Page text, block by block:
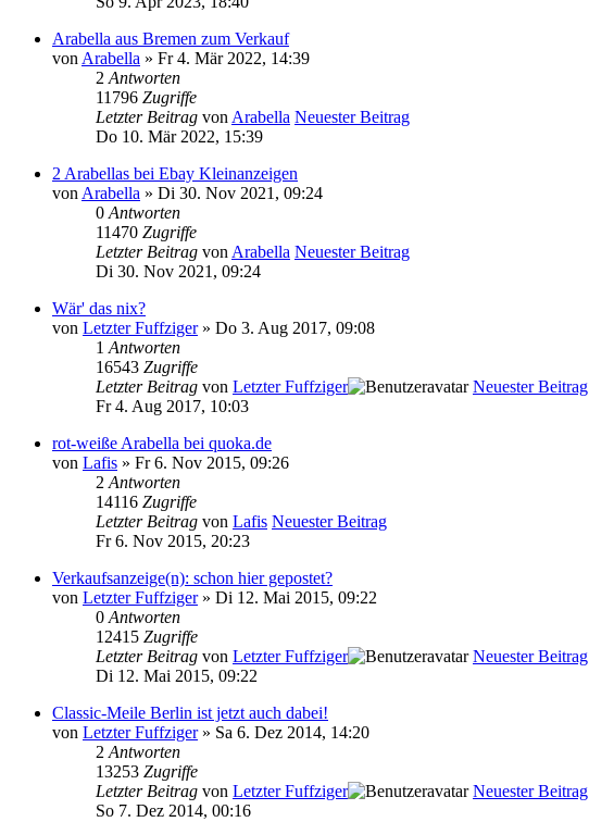
Arabella aus Bremen zum Verkauf
von Arabella » Fr 4. Mär 2022, 14:39
2 Antworten
11796 Zugriffe
Letzter Beitrag von Arabella Neuester Beitrag
Do 10. Mär 2022, 15:39
2 Arabellas bei Ebay Kleinanzeigen
von Arabella » Di 30. Nov 2021, 09:24
0 Antworten
11470 Zugriffe
Letzter Beitrag von Arabella Neuester Beitrag
Di 30. Nov 2021, 09:24
Wär' das nix?
von Letzter Fuffziger» Do 3. Aug 2017, 09:08
1 Antworten
16543 Zugriffe
Letzter Beitrag von Letzter Fuffziger
Neuester Beitrag
Fr 4. Aug 2017, 10:03
rot-weiße Arabella bei quoka.de
von Lafis » Fr 6. Nov 2015, 09:26
2 Antworten
14116 Zugriffe
Letzter Beitrag von Lafis Neuester Beitrag
Fr 6. Nov 2015, 20:23
Verkaufsanzeige(n): schon hier gepostet?
von Letzter Fuffziger» Di 12. Mai 2015, 09:22
0 Antworten
12415 Zugriffe
Letzter Beitrag von Letzter Fuffziger
Neuester Beitrag
Di 12. Mai 2015, 09:22
Classic-Meile Berlin ist jetzt auch dabei!
von Letzter Fuffziger» Sa 6. Dez 2014, 14:20
2 Antworten
13253 Zugriffe
Letzter Beitrag von Letzter Fuffziger
Neuester Beitrag
So 7. Dez 2014, 00:16